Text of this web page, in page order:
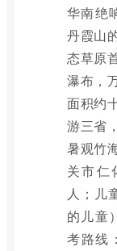
华南绝
丹霞山
态草原
瀑布，
面积约
游三省
暑观竹
关市仁
人；儿
的儿童
考路线